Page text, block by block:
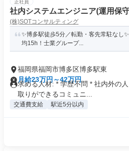
正社員
社内システムエンジニア(運用保
(株)SOTコンサルティング
✨️博多駅徒歩5分／転勤・客先常駐なし
均15h！士業グループ...
福岡県福岡市博多区博多駅東
月給23万円～42万円
求める人材: * 学歴不問 * 社内外の
取りができるコミュニ...
交通費支給 駅近5分以内